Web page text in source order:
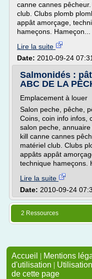
canne cannes
club. Clubs plomb
appât amorçage,
hameçons. Hameçon...
Lire la suite
Date: 2010-09-24
Salmonidés :
ABC DE LA
Emplacement à louer
Salon peche, pêche,
Coins, coin info infos,
salon peche,
kill canne cannes
matériel club. Clubs
appâts appât
technique hameçons.
Lire la suite
Date: 2010-09-24
2 Ressources
Accueil | Mentions
d'utilisation |
de cette page